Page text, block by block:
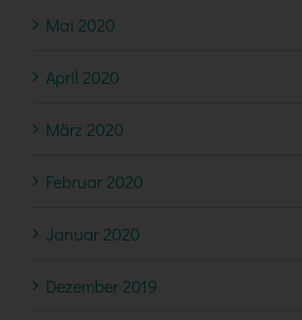
Mai 2020
April 2020
März 2020
Februar 2020
Januar 2020
Dezember 2019